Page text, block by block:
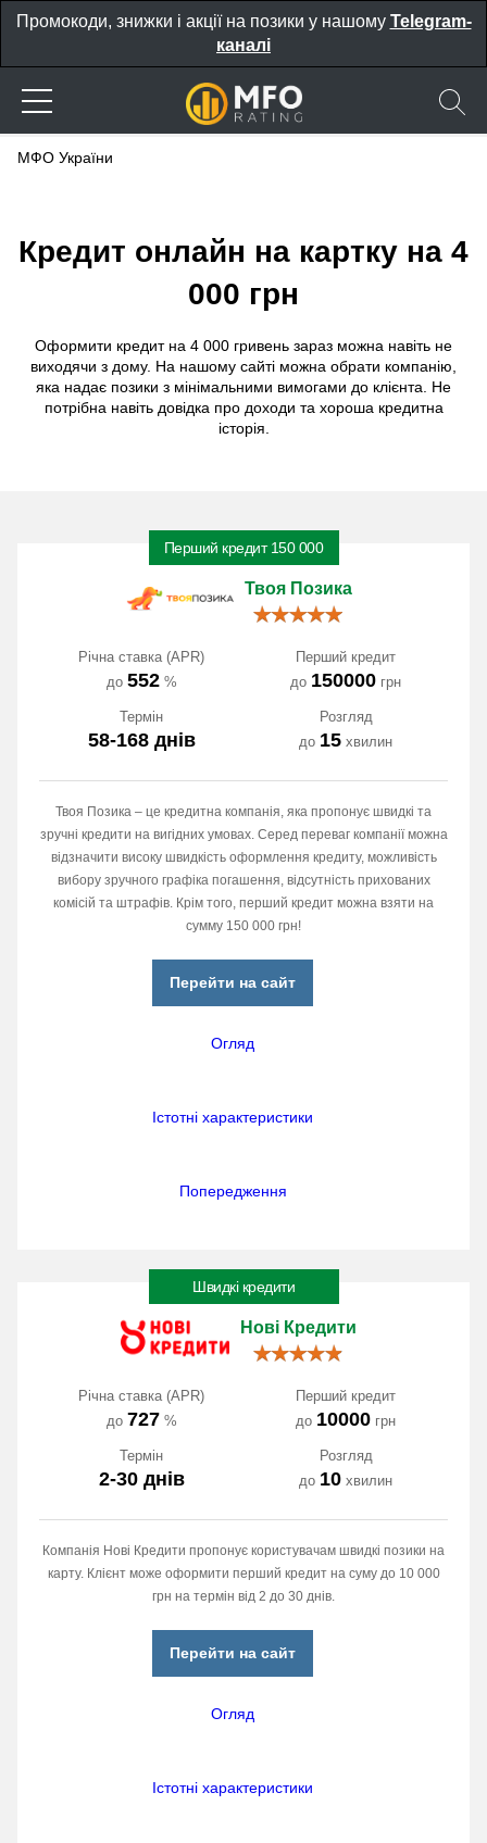
Промокоди, знижки і акції на позики у нашому Telegram-
каналі
МФО України
Кредит онлайн на картку на 4
000 грн
Оформити кредит на 4 000 гривень зараз можна навіть не
виходячи з дому. На нашому сайті можна обрати компанію,
яка надає позики з мінімальними вимогами до клієнта. Не
потрібна навіть довідка про доходи та хороша кредитна
історія.
Перший кредит 150 000
Твоя Позика
Річна ставка (APR)
до 552%
Перший кредит
до 150000 грн
Термін
58-168 днів
Розгляд
до 15 хвилин
Твоя Позика – це кредитна компанія, яка пропонує швидкі та
зручні кредити на вигідних умовах. Серед переваг компанії можна
відзначити високу швидкість оформлення кредиту, можливість
вибору зручного графіка погашення, відсутність прихованих
комісій та штрафів. Крім того, перший кредит можна взяти на
сумму 150 000 грн!
Перейти на сайт
Огляд
Істотні характеристики
Попередження
Швидкі кредити
Нові Кредити
Річна ставка (APR)
до 727%
Перший кредит
до 10000 грн
Термін
2-30 днів
Розгляд
до 10 хвилин
Компанія Нові Кредити пропонує користувачам швидкі позики на
карту. Клієнт може оформити перший кредит на суму до 10 000
грн на термін від 2 до 30 днів.
Перейти на сайт
Огляд
Істотні характеристики